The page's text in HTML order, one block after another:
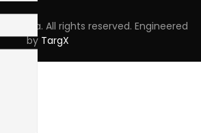
Lda. All rights reserved. Engineered
by TargX